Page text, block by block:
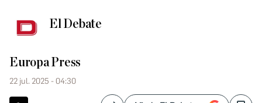
El Debate
Europa Press
22 jul. 2025 - 04:30